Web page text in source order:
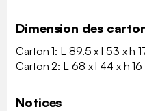
Dimension des
Carton 1: L 89.5 x l 53 x h
Carton 2: L 68 x l 44 x h
Notices